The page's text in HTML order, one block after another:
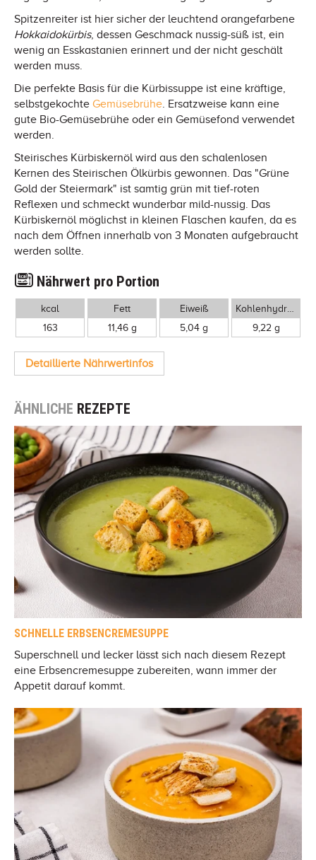
Spitzenreiter ist hier sicher der leuchtend orangefarbene
Hokkaidokürbis, dessen Geschmack nussig-süß ist, ein
wenig an Esskastanien erinnert und der nicht geschält
werden muss.
Die perfekte Basis für die Kürbissuppe ist eine kräftige,
selbstgekochte Gemüsebrühe. Ersatzweise kann eine
gute Bio-Gemüsebrühe oder ein Gemüsefond verwendet
werden.
Steirisches Kürbiskernöl wird aus den schalenlosen
Kernen des Steirischen Ölkürbis gewonnen. Das "Grüne
Gold der Steiermark" ist samtig grün mit tief-roten
Reflexen und schmeckt wunderbar mild-nussig. Das
Kürbiskernöl möglichst in kleinen Flaschen kaufen, da es
nach dem Öffnen innerhalb von 3 Monaten aufgebraucht
werden sollte.
Nährwert pro Portion
kcal
163
Fett
11,46 g
Eiweiß
5,04 g
Kohlenhydrate
9,22 g
Detaillierte Nährwertinfos
ÄHNLICHE REZEPTE
SCHNELLE ERBSENCREMESUPPE
Superschnell und lecker lässt sich nach diesem Rezept
eine Erbsencremesuppe zubereiten, wann immer der
Appetit darauf kommt.